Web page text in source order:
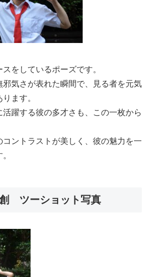
をしているポーズです。
邪気さが表れた瞬間で、見る者を元気
ます。
躍する彼の多才さも、この一枚から
ントラストが美しく、彼の魅力を一
ツーショット写真